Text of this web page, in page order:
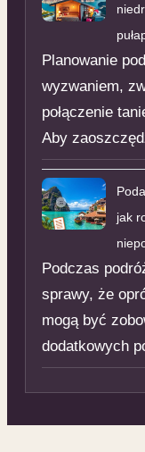
Planowanie
wyzwaniem,
połączenie
Aby
jak
Podczas
sprawy, że
mogą być
dodatkowych